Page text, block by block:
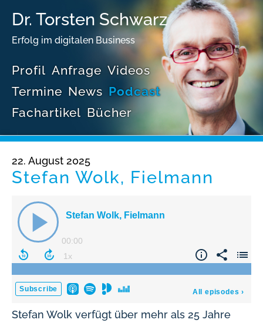
Dr. Torsten Schwarz
Erfolg im digitalen Business
Profil Anfrage Videos
Termine News Podcast
Fachartikel Bücher
22. August 2025
Stefan Wolk, Fielmann
Stefan Wolk verfügt über mehr als 25 Jahre